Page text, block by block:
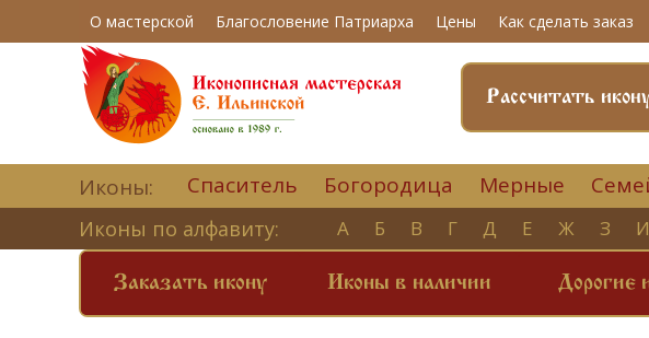
О мастерской Благословение Патриарха Цены Как сделать заказ
Рассчитать
Иконы: Спаситель Богородица Мерные
Иконы по алфавиту: А Б В Г Д Е Ж З И
Заказать икону Иконы в наличии Дорогие